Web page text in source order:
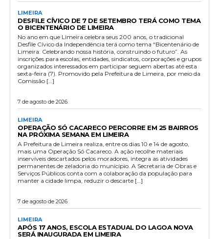
LIMEIRA
DESFILE CÍVICO DE 7 DE SETEMBRO TERÁ COMO TEMA
O BICENTENÁRIO DE LIMEIRA
No ano em que Limeira celebra seus 200 anos, o tradicional
Desfile Cívico da Independência terá como tema “Bicentenário de
Limeira: Celebrando nossa história, construindo o futuro”. As
inscrições para escolas, entidades, sindicatos, corporações e grupos
organizados interessados em participar seguem abertas até esta
sexta-feira (7). Promovido pela Prefeitura de Limeira, por meio da
Comissão […]
7 de agosto de 2026
LIMEIRA
OPERAÇÃO SÓ CACARECO PERCORRE EM 25 BAIRROS
NA PRÓXIMA SEMANA EM LIMEIRA
A Prefeitura de Limeira realiza, entre os dias 10 e 14 de agosto,
mais uma Operação Só Cacareco. A ação recolhe materiais
inservíveis descartados pelos moradores, integra as atividades
permanentes de zeladoria do município. A Secretaria de Obras e
Serviços Públicos conta com a colaboração da população para
manter a cidade limpa, reduzir o descarte […]
7 de agosto de 2026
LIMEIRA
APÓS 17 ANOS, ESCOLA ESTADUAL DO LAGOA NOVA
SERÁ INAUGURADA EM LIMEIRA